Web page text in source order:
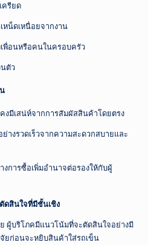
ครียด
หน็ดเหนื่อยจากงาน
พื่อนหรือคนในครอบครัว
ตัว
งมีเสน่ห์จากการสัมผัสสินค้าโดยตรง
างรวดเร็วจากความสะดวกสบายและ
การซื้อเพิ่มอำนาจต่อรองให้กับผู้
ดสินใจที่มีชั้นเชิง
ผู้บริโภคมีแนวโน้มที่จะตัดสินใจอย่างมี
ก่อนจะหยิบสินค้าใส่รถเข็น